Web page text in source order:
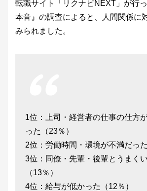
転職サイト「リクナビNEXT」が行
本音』の調査によると、人間関係に
みられました。
1位：上司・経営者の仕事の仕方
った（23％）
2位：労働時間・環境が不満だった
3位：同僚・先輩・後輩とうまく
（13％）
4位：給与が低かった（12％）